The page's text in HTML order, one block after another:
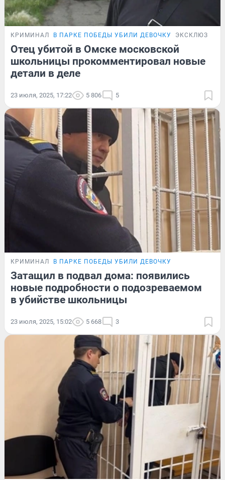
КРИМИНАЛ В ПАРКЕ ПОБЕДЫ УБИЛИ ДЕВОЧКУ ЭКСКЛЮЗИВ
Отец убитой в Омске московской
школьницы прокомментировал новые
детали в деле
23 июля, 2025, 17:22 5 806 5
КРИМИНАЛ В ПАРКЕ ПОБЕДЫ УБИЛИ ДЕВОЧКУ
Затащил в подвал дома: появились
новые подробности о подозреваемом
в убийстве школьницы
23 июля, 2025, 15:02 5 668 3